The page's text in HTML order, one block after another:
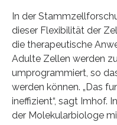
In der
dieser Flexibilität der
die therapeutische
Adulte Zellen werden
umprogrammiert, so
werden können. „Das
ineffizient“, sagt Imhof.
der Molekularbiologe